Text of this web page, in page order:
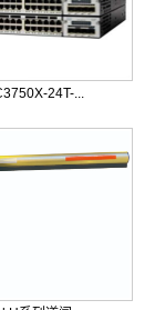
24T-...